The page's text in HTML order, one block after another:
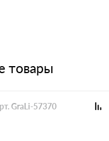
товары
GraLi-57370